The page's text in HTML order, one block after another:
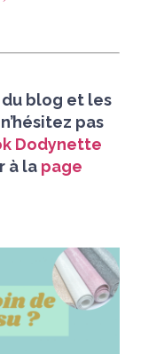
du blog et les
pas
Dodynette
à lapage